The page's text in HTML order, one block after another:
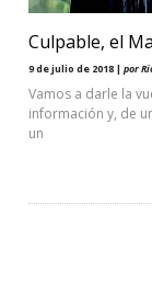
Culpable, el
9 de julio de 2018 | por
Vamos a darle la
información y, de
un